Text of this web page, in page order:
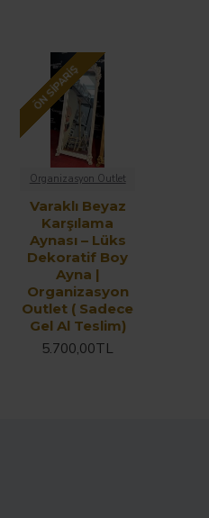
ÖN SIPARIŞ
Organizasyon Outlet
Varaklı Beyaz
Karşılama
Aynası – Lüks
Dekoratif Boy
Ayna |
Organizasyon
Outlet ( Sadece
Gel Al Teslim)
5.700,00TL